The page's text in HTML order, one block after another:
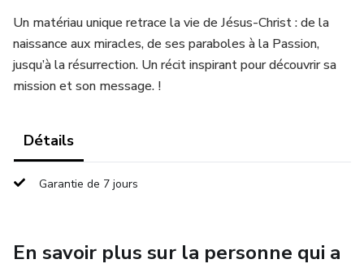
Un matériau unique retrace la vie de Jésus-Christ : de la
naissance aux miracles, de ses paraboles à la Passion,
jusqu’à la résurrection. Un récit inspirant pour découvrir sa
mission et son message. !
Détails
Garantie de 7 jours
En savoir plus sur la personne qui a